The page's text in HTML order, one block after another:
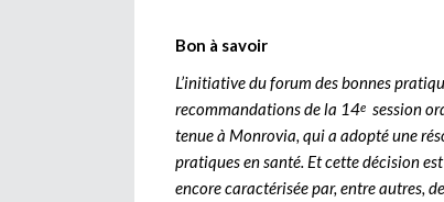
Bon à savoir
L’initiative du forum des bonnes
recommandations de la 14e session
tenue à Monrovia, qui a adopté une
pratiques en santé. Et cette décision
encore caractérisée par, entre autres,